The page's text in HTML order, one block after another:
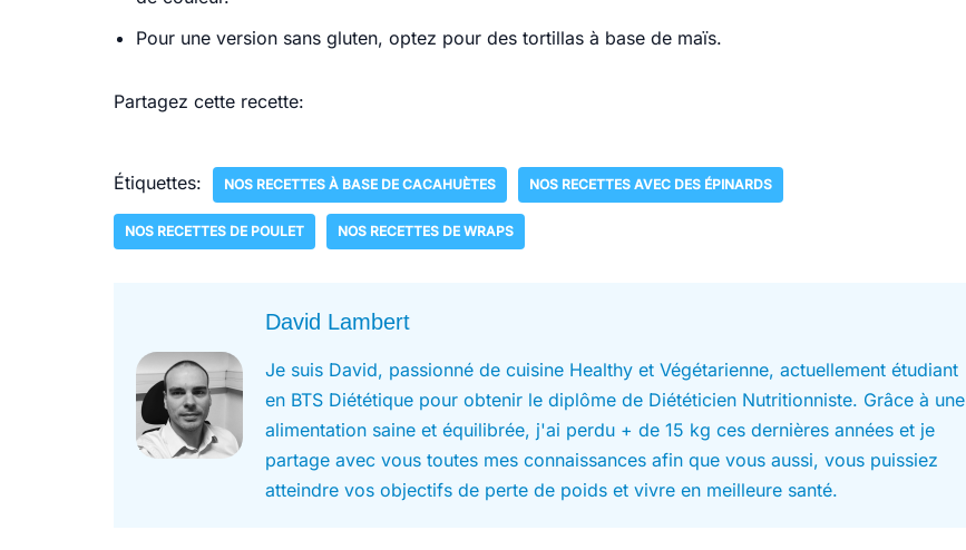
Pour une version sans gluten, optez pour des tortillas à base de maïs.
Partagez cette recette:
Étiquettes: NOS RECETTES À BASE DE CACAHUÈTES NOS RECETTES AVEC DES ÉPINARDS
NOS RECETTES DE POULET NOS RECETTES DE WRAPS
David Lambert
Je suis David, passionné de cuisine Healthy et Végétarienne, actuellement étudiant
en BTS Diététique pour obtenir le diplôme de Diététicien Nutritionniste. Grâce à une
alimentation saine et équilibrée, j'ai perdu + de 15 kg ces dernières années et je
partage avec vous toutes mes connaissances afin que vous aussi, vous puissiez
atteindre vos objectifs de perte de poids et vivre en meilleure santé.